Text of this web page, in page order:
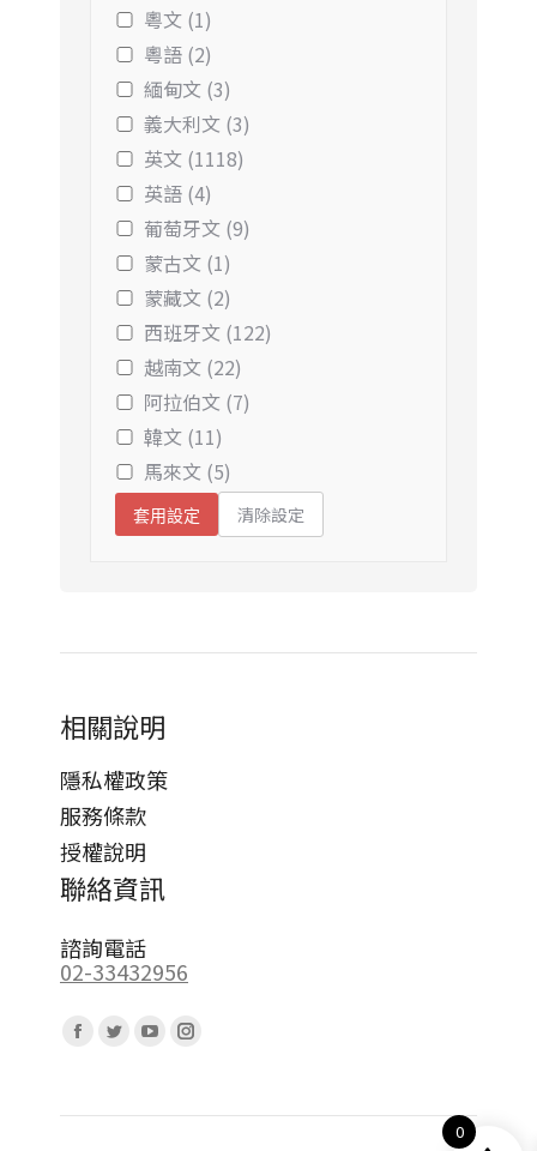
粵文 (1)
粵語 (2)
緬甸文 (3)
義大利文 (3)
英文 (1118)
英語 (4)
葡萄牙文 (9)
蒙古文 (1)
蒙藏文 (2)
西班牙文 (122)
越南文 (22)
阿拉伯文 (7)
韓文 (11)
馬來文 (5)
套用設定 清除設定
相關說明
隱私權政策
服務條款
授權說明
聯絡資訊
諮詢電話
02-33432956
Facebook
opens
Twitter
opens
YouTube
opens
Instagram
opens
0